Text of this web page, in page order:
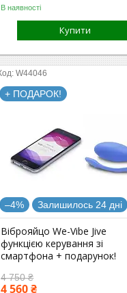
В наявності
Купити
W44046
+ ПОДАРОК!
–4% Залишилось 24 дні
Віброяйцо We-Vibe Jive
функцією керування зі
смартфона + подарунок!
4 750 ₴
4 560 ₴